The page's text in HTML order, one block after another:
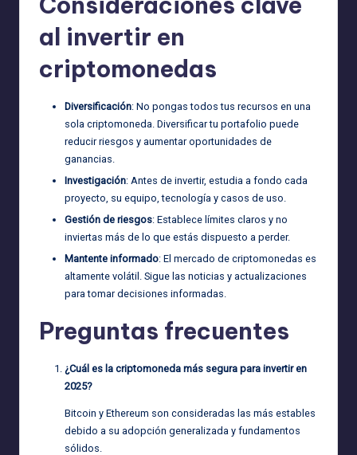
al invertir en
criptomonedas
Diversificación: No pongas todos tus recursos en una
sola criptomoneda. Diversificar tu portafolio puede
reducir riesgos y aumentar oportunidades de
ganancias.
Investigación: Antes de invertir, estudia a fondo cada
proyecto, su equipo, tecnología y casos de uso.
Gestión de riesgos: Establece límites claros y no
inviertas más de lo que estás dispuesto a perder.
Mantente informado: El mercado de criptomonedas es
altamente volátil. Sigue las noticias y actualizaciones
para tomar decisiones informadas.
Preguntas frecuentes
¿Cuál es la criptomoneda más segura para invertir en
2025?
Bitcoin y Ethereum son consideradas las más estables
debido a su adopción generalizada y fundamentos
sólidos.